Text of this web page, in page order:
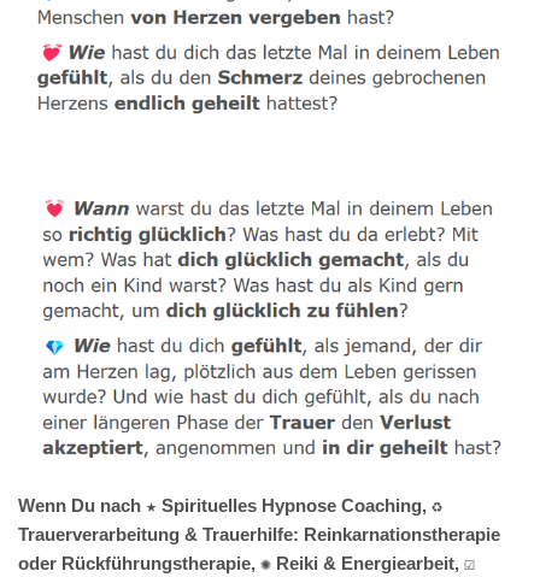
Wenn Du nach ★ Spirituelles Hypnose Coaching, ♻
Trauerverarbeitung & Trauerhilfe: Reinkarnationstherapie
oder Rückführungstherapie, ✺ Reiki & Energiearbeit, ☑️